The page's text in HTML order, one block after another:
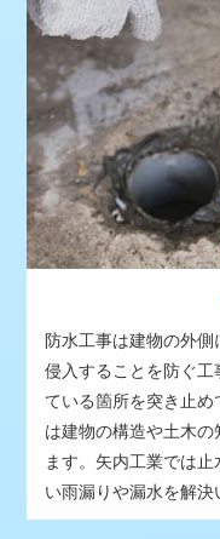
防水工事は建物の外
侵入することを防ぐ
ている箇所を突き止
は建物の構造や土木
ます。矢内工業では
い雨漏りや漏水を解決